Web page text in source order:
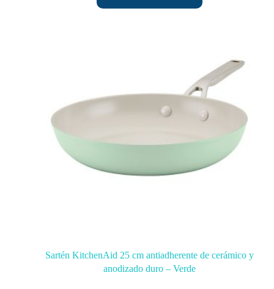
Sartén KitchenAid 25 cm antiadherente de cerámico y
anodizado duro – Verde